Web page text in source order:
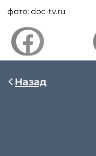
фото: doc-tv.ru
Назад